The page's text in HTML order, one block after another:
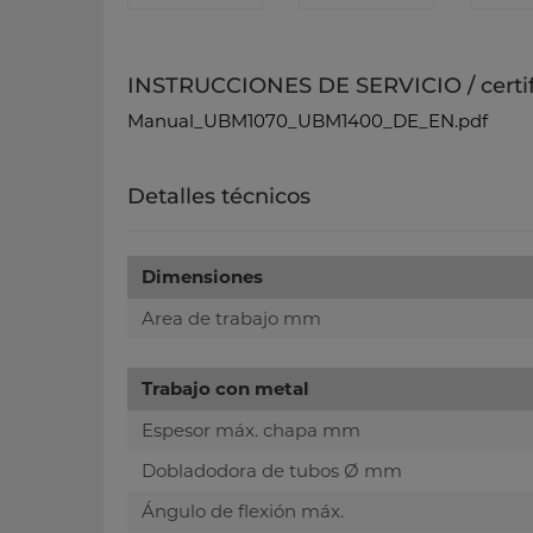
INSTRUCCIONES DE SERVICIO /
Manual_UBM1070_UBM1400_DE_EN.pdf
Detalles técnicos
Dimensiones
Area de trabajo mm
Trabajo con metal
Espesor máx. chapa mm
Dobladodora de tubos Ø mm
Ángulo de flexión máx.